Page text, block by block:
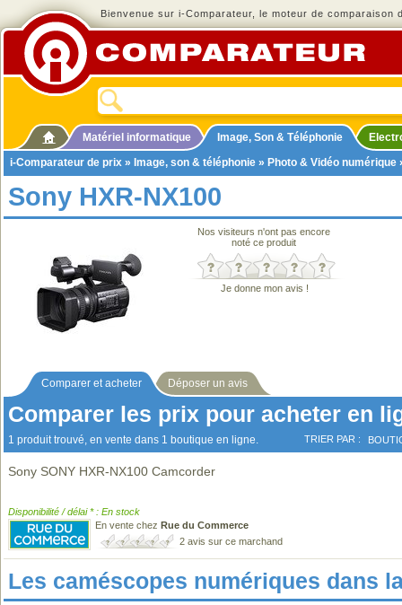
Bienvenue sur i-Comparateur, le moteur de comparaison
Matériel informatique Image, Son & Téléphonie
i-Comparateur de prix » Image, son & téléphonie » Photo & Vidéo numérique
Sony HXR-NX100
Nos visiteurs n'ont pas encore
noté ce produit
Je donne mon avis !
Comparer et acheter Déposer un avis
Comparer les prix pour acheter en
1 produit trouvé, en vente dans 1 boutique en ligne. TRIER PAR :
Sony SONY HXR-NX100 Camcorder
Disponibilité / délai * : En stock
En vente chez Rue du Commerce
2 avis sur ce marchand
Les caméscopes numériques dans